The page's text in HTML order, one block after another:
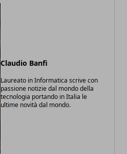
Claudio Banfi
Laureato in Informatica scrive con
passione notizie dal mondo della
tecnologia portando in Italia le
ultime novità dal mondo.